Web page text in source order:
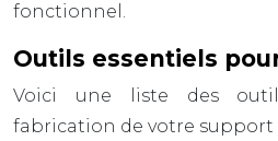
fonctionnel.
Outils essentiels
Voici une liste des
fabrication de votre